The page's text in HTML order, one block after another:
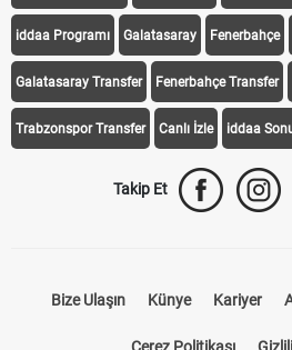
iddaa Programı Galatasaray Fenerbahçe
Galatasaray Transfer Fenerbahçe Transfer
Trabzonspor Transfer Canlı İzle iddaa
Takip Et
Bize Ulaşın Künye Kariyer
Çerez Politikası